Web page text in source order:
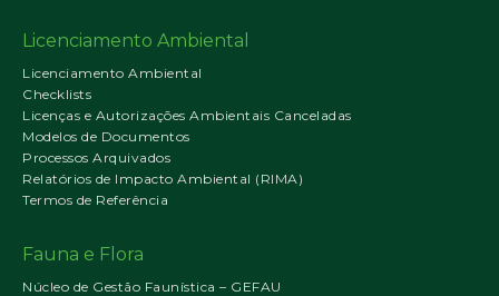
Licenciamento Ambiental
Licenciamento Ambiental
Checklists
Licenças e Autorizações Ambientais Canceladas
Modelos de Documentos
Processos Arquivados
Relatórios de Impacto Ambiental (RIMA)
Termos de Referência
Fauna e Flora
Núcleo de Gestão Faunística – GEFAU